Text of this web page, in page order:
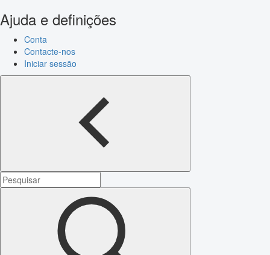
Ajuda e definições
Conta
Contacte-nos
Iniciar sessão